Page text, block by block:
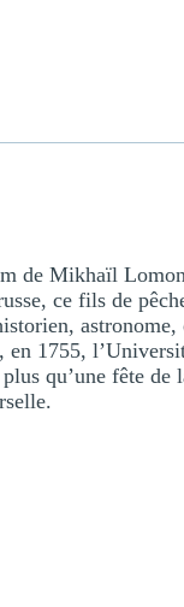
de Mikhaïl
ce fils de
astronome,
en 1755,
qu’une fête de